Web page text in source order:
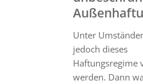
Unter
jedoch dieses
Haftungsregime
werden. Dann